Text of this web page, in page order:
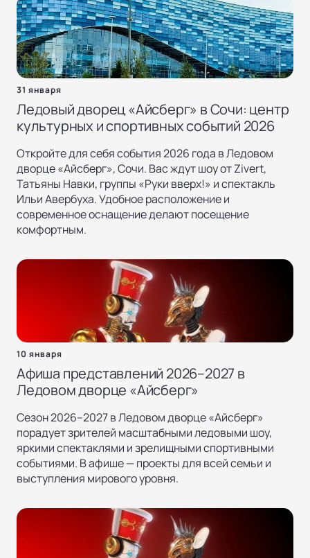
31 января
Ледовый дворец «Айсберг» в Сочи: центр
культурных и спортивных событий 2026
Откройте для себя события 2026 года в Ледовом
дворце «Айсберг», Сочи. Вас ждут шоу от Zivert,
Татьяны Навки, группы «Руки вверх!» и спектакль
Ильи Авербуха. Удобное расположение и
современное оснащение делают посещение
комфортным.
10 января
Афиша представлений 2026–2027 в
Ледовом дворце «Айсберг»
Сезон 2026–2027 в Ледовом дворце «Айсберг»
порадует зрителей масштабными ледовыми шоу,
яркими спектаклями и зрелищными спортивными
событиями. В афише — проекты для всей семьи и
выступления мирового уровня.